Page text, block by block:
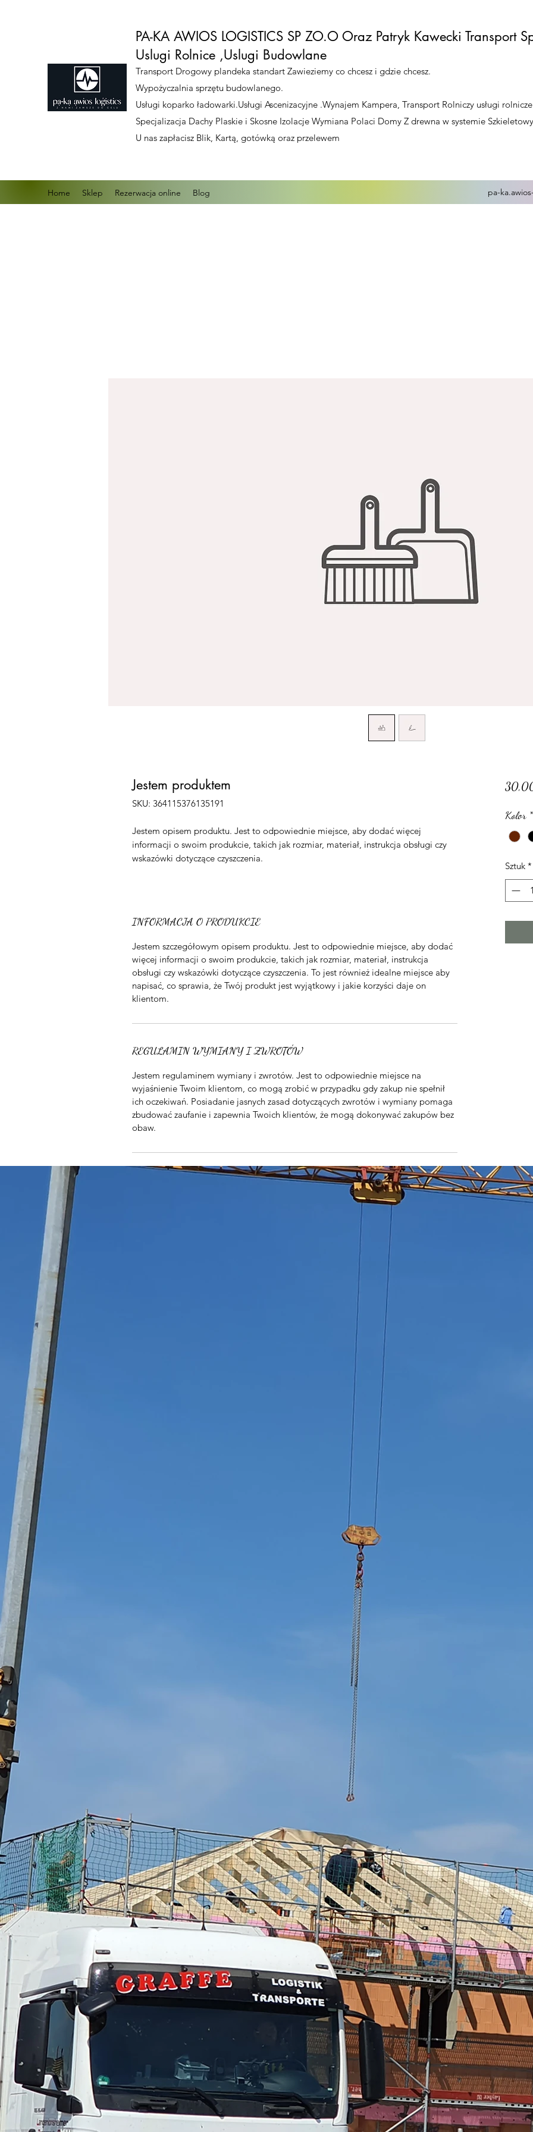
PA-KA AWIOS LOGISTICS SP ZO.O Oraz Patryk Kawecki Transport
Uslugi Rolnice ,Uslugi Budowlane
Transport Drogowy plandeka standart Zawieziemy co chcesz i gdzie chcesz.
Wypożyczalnia sprzętu budowlanego.
Usługi koparko ładowarki.Usługi Ascenizacyjne .Wynajem Kampera, Transport Rolniczy usługi
Specjalizacja Dachy Plaskie i Skosne Izolacje Wymiana Polaci Domy Z drewna w systemie
U nas zapłacisz Blik, Kartą, gotówką oraz przelewem
Home Sklep Rezerwacja online Blog pa-
Jestem produktem
SKU: 364115376135191
Jestem opisem produktu. Jest to odpowiednie miejsce, aby dodać więcej
informacji o swoim produkcie, takich jak rozmiar, materiał, instrukcja obsługi czy
wskazówki dotyczące czyszczenia.
INFORMACJA O PRODUKCIE
Jestem szczegółowym opisem produktu. Jest to odpowiednie miejsce, aby dodać
więcej informacji o swoim produkcie, takich jak rozmiar, materiał, instrukcja
obsługi czy wskazówki dotyczące czyszczenia. To jest również idealne miejsce aby
napisać, co sprawia, że Twój produkt jest wyjątkowy i jakie korzyści daje on
klientom.
REGULAMIN WYMIANY I ZWROTÓW
Jestem regulaminem wymiany i zwrotów. Jest to odpowiednie miejsce na
wyjaśnienie Twoim klientom, co mogą zrobić w przypadku gdy zakup nie spełnił
ich oczekiwań. Posiadanie jasnych zasad dotyczących zwrotów i wymiany pomaga
zbudować zaufanie i zapewnia Twoich klientów, że mogą dokonywać zakupów bez
obaw.
Jestem regulaminem dostaw. Jest to odpowiednie miejsce, aby dodać więcej
Kolor *
Sztuk *